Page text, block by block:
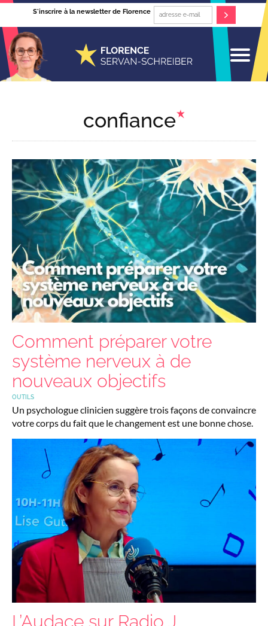
S'inscrire à la newsletter de Florence
confiance
Comment préparer votre
système nerveux à de
nouveaux objectifs
OUTILS
Un psychologue clinicien suggère trois façons de convaincre
votre corps du fait que le changement est une bonne chose.
L’Audace sur Radio J